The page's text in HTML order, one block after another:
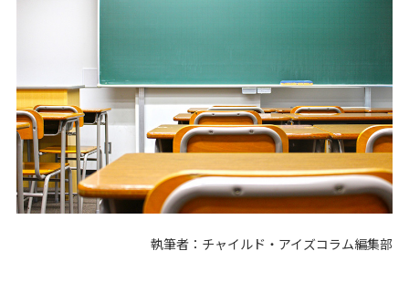
執筆者：チャイルド・アイズコラム編集部